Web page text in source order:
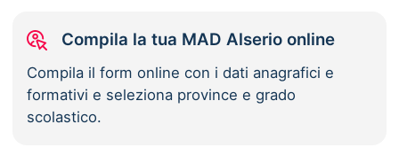
Compila la tua MAD Alserio online
Compila il form online con i dati anagrafici e
formativi e seleziona province e grado
scolastico.